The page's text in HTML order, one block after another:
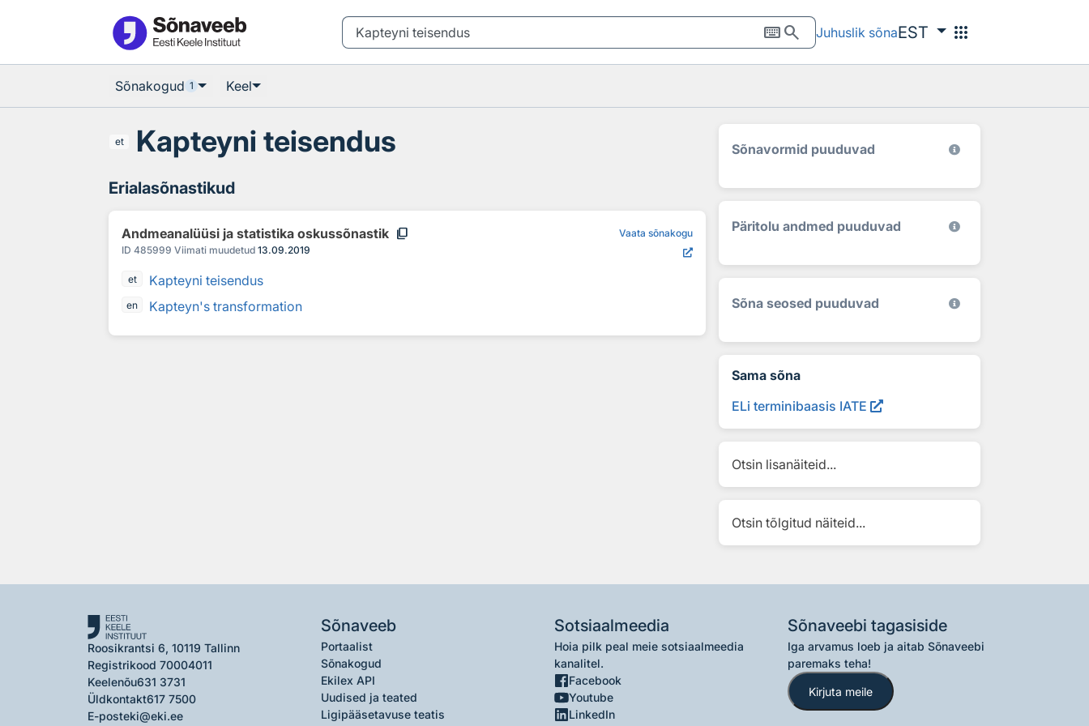
keyboardsearch Juhuslik sõnaEST apps
Sõnakogud 1 Keel
et Kapteyni teisendus
Erialasõnastikud
Andmeanalüüsi ja statistika oskussõnastik content_copy
ID 485999 Viimati muudetud 13.09.2019
Vaata sõnakogu
et Kapteyni teisendus
en Kapteyn's transformation
Sõnavormid puuduvad
Päritolu andmed puuduvad
Sõna seosed puuduvad
Sama sõna
ELi terminibaasis IATE
Otsin lisanäiteid...
Otsin tõlgitud näiteid...
Roosikrantsi 6, 10119 Tallinn
Registrikood 70004011
Keelenõu631 3731
Üldkontakt617 7500
E-posteki@eki.ee
Sõnaveeb
Portaalist
Sõnakogud
Ekilex API
Uudised ja teated
Ligipääsetavuse teatis
Sotsiaalmeedia
Hoia pilk peal meie sotsiaalmeedia
kanalitel.
Facebook
Youtube
LinkedIn
Sõnaveebi tagasiside
Iga arvamus loeb ja aitab Sõnaveebi
paremaks teha!
Kirjuta meile